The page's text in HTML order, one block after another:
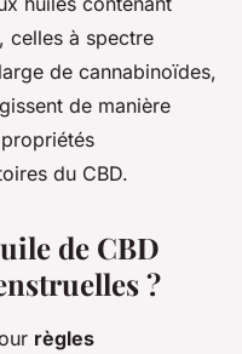
celles à spectre
de cannabinoïdes,
de manière
du CBD.
de CBD
?
règles